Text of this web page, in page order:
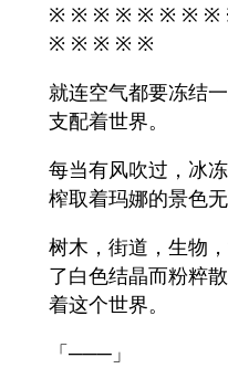
※ ※ ※ ※ ※ ※ ※ ※
※ ※ ※ ※ ※
就连空气都要冻结
支配着世界。
每当有风吹过，冰
榨取着玛娜的景色
树木，街道，生物
了白色结晶而粉粹
着这个世界。
「───」